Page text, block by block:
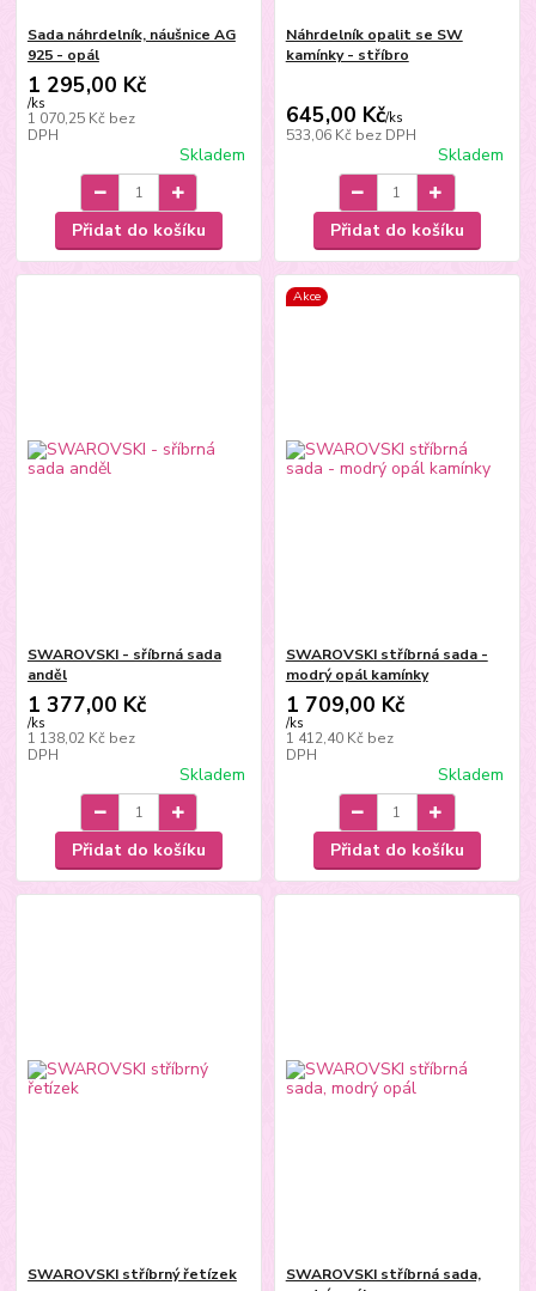
Sada náhrdelník, náušnice AG
925 - opál
1 295,00 Kč
/ks
1 070,25 Kč bez
DPH
Skladem
Přidat do košíku
Náhrdelník opalit se SW
kamínky - stříbro
645,00 Kč/ks
533,06 Kč bez DPH
Skladem
Přidat do košíku
SWAROVSKI - sříbrná sada
anděl
1 377,00 Kč
/ks
1 138,02 Kč bez
DPH
Skladem
Přidat do košíku
Akce
SWAROVSKI stříbrná sada -
modrý opál kamínky
1 709,00 Kč
/ks
1 412,40 Kč bez
DPH
Skladem
Přidat do košíku
SWAROVSKI stříbrný řetízek
SWAROVSKI stříbrná sada,